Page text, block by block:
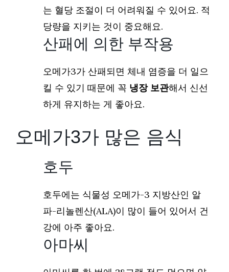
는 혈당 조절이 더 어려워질 수 있어요. 적
당량을 지키는 것이 중요해요.
산패에 의한 부작용
오메가3가 산패되면 체내 염증을 더 일으
킬 수 있기 때문에 꼭 냉장 보관해서 신선
하게 유지하는 게 좋아요.
오메가3가 많은 음식
호두
호두에는 식물성 오메가-3 지방산인 알
파-리놀렌산(ALA)이 많이 들어 있어서 건
강에 아주 좋아요.
아마씨